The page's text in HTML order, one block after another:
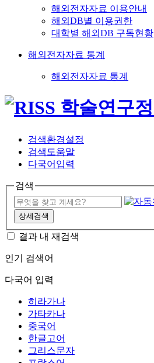
해외전자자료 이용안내
해외DB별 이용권한
대학별 해외DB 구독현황
해외전자자료 통계
해외전자자료 통계
검색환경설정
검색도움말
다국어입력
검색
상세검색
결과 내 재검색
인기 검색어
다국어 입력
히라가나
가타카나
중국어
한글고어
그리스문자